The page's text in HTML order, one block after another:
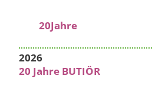
20Jahre
2026
20 Jahre BUTIÖR